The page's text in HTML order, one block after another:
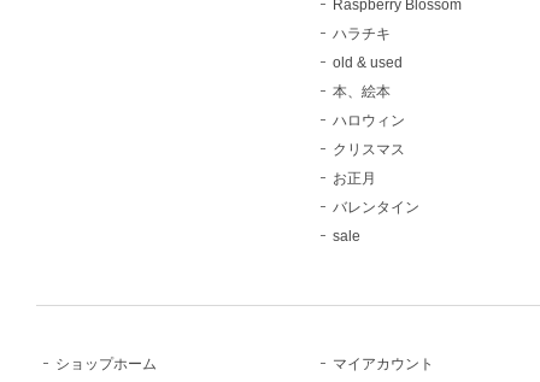
Raspberry Blossom
ハラチキ
old & used
本、絵本
ハロウィン
クリスマス
お正月
バレンタイン
sale
ショップホーム
マイアカウント